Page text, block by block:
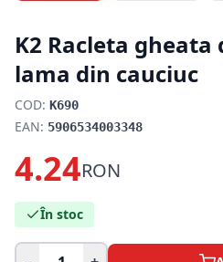
K2 Racleta gheata
lama din cauciuc
COD: K690
EAN: 5906534003348
4.24RON
În stoc